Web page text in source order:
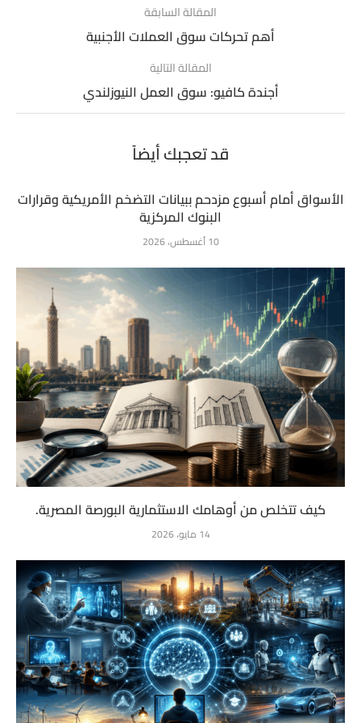
المقالة السابقة
أهم تحركات سوق العملات الأجنبية
المقالة التالية
أجندة كافيو: سوق العمل النيوزلندي
قد تعجبك أيضاً
الأسواق أمام أسبوع مزدحم ببيانات التضخم الأمريكية وقرارات
البنوك المركزية
10 أغسطس، 2026
كيف تتخلص من أوهامك الاستثمارية البورصة المصرية.
14 مايو، 2026